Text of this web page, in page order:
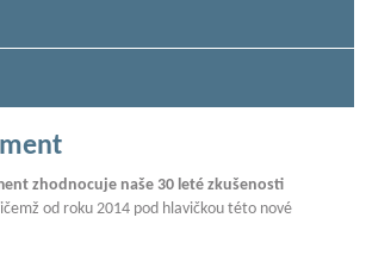
zhodnocuje naše 30 leté zkušenosti
od roku 2014 pod hlavičkou této nové